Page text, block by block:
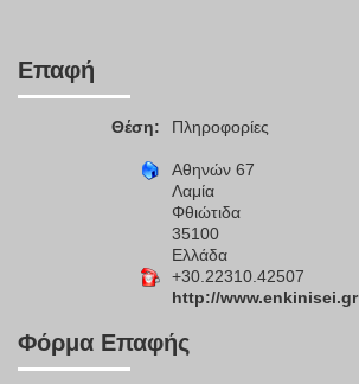
Επαφή
Θέση: Πληροφορίες
Αθηνών 67
Λαμία
Φθιώτιδα
35100
Ελλάδα
+30.22310.42507
http://www.enkinisei.gr
Φόρμα Επαφής